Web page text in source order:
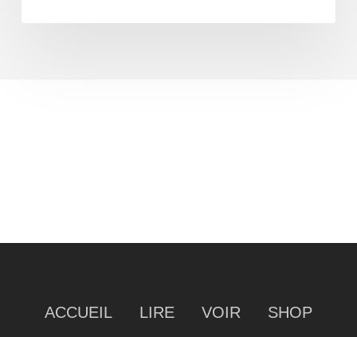
ACCUEIL LIRE VOIR SHOP